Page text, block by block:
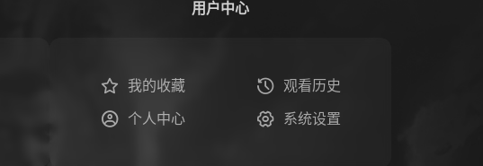
用户中心
我的收藏 观看历史
个人中心 系统设置